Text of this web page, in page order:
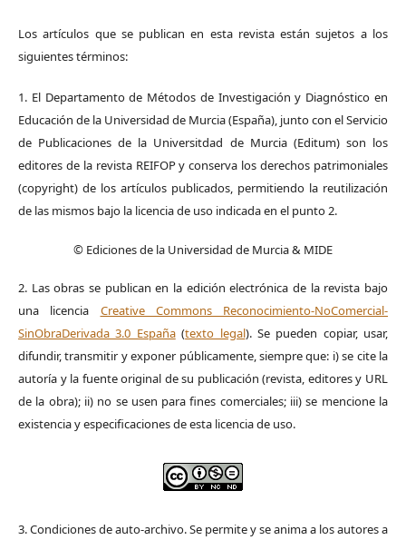
Los artículos que se publican en esta revista están sujetos a los
siguientes términos:
1. El Departamento de Métodos de Investigación y Diagnóstico en
Educación de la Universidad de Murcia (España), junto con el Servicio
de Publicaciones de la Universitdad de Murcia (Editum) son los
editores de la revista REIFOP y conserva los derechos patrimoniales
(copyright) de los artículos publicados, permitiendo la reutilización
de las mismos bajo la licencia de uso indicada en el punto 2.
© Ediciones de la Universidad de Murcia & MIDE
2. Las obras se publican en la edición electrónica de la revista bajo
una licencia Creative Commons Reconocimiento-NoComercial-
SinObraDerivada 3.0 España(texto legal). Se pueden copiar, usar,
difundir, transmitir y exponer públicamente, siempre que: i) se cite la
autoría y la fuente original de su publicación (revista, editores y URL
de la obra); ii) no se usen para fines comerciales; iii) se mencione la
existencia y especificaciones de esta licencia de uso.
3. Condiciones de auto-archivo. Se permite y se anima a los autores a